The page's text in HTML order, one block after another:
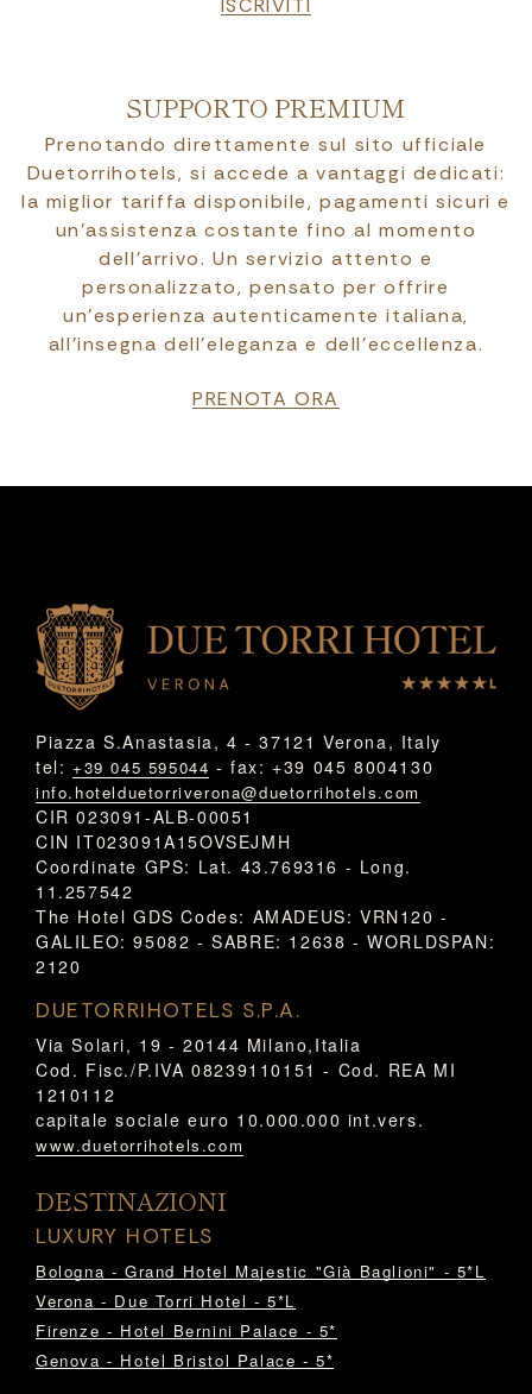
ISCRIVITI
SUPPORTO PREMIUM
Prenotando direttamente sul sito ufficiale
Duetorrihotels, si accede a vantaggi dedicati:
la miglior tariffa disponibile, pagamenti sicuri e
un’assistenza costante fino al momento
dell’arrivo. Un servizio attento e
personalizzato, pensato per offrire
un’esperienza autenticamente italiana,
all’insegna dell’eleganza e dell’eccellenza.
PRENOTA ORA
Piazza S.Anastasia, 4 - 37121 Verona, Italy
tel: +39 045 595044 - fax: +39 045 8004130
info.hotelduetorriverona@duetorrihotels.com
CIR 023091-ALB-00051
CIN IT023091A15OVSEJMH
Coordinate GPS: Lat. 43.769316 - Long.
11.257542
The Hotel GDS Codes: AMADEUS: VRN120 -
GALILEO: 95082 - SABRE: 12638 - WORLDSPAN:
2120
DUETORRIHOTELS S.P.A.
Via Solari, 19 - 20144 Milano,Italia
Cod. Fisc./P.IVA 08239110151 - Cod. REA MI
1210112
capitale sociale euro 10.000.000 int.vers.
www.duetorrihotels.com
DESTINAZIONI
LUXURY HOTELS
Bologna - Grand Hotel Majestic "Già Baglioni" - 5*L
Verona - Due Torri Hotel - 5*L
Firenze - Hotel Bernini Palace - 5*
Genova - Hotel Bristol Palace - 5*